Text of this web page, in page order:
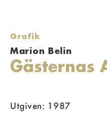
Grafik
Marion Belin
Gästernas
Utgiven: 1987